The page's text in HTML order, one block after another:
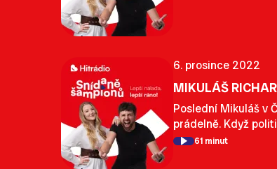
6. prosince 2022
MIKULÁŠ
Poslední Mikuláš v
prádelně. Když
61 minut